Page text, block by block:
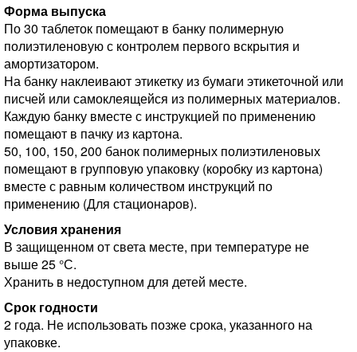
Форма выпуска
По 30 таблеток помещают в банку полимерную
полиэтиленовую с контролем первого вскрытия и
амортизатором.
На банку наклеивают этикетку из бумаги этикеточной или
писчей или самоклеящейся из полимерных материалов.
Каждую банку вместе с инструкцией по применению
помещают в пачку из картона.
50, 100, 150, 200 банок полимерных полиэтиленовых
помещают в групповую упаковку (коробку из картона)
вместе с равным количеством инструкций по
применению (Для стационаров).
Условия хранения
В защищенном от света месте, при температуре не
выше 25 °С.
Хранить в недоступном для детей месте.
Срок годности
2 года. Не использовать позже срока, указанного на
упаковке.